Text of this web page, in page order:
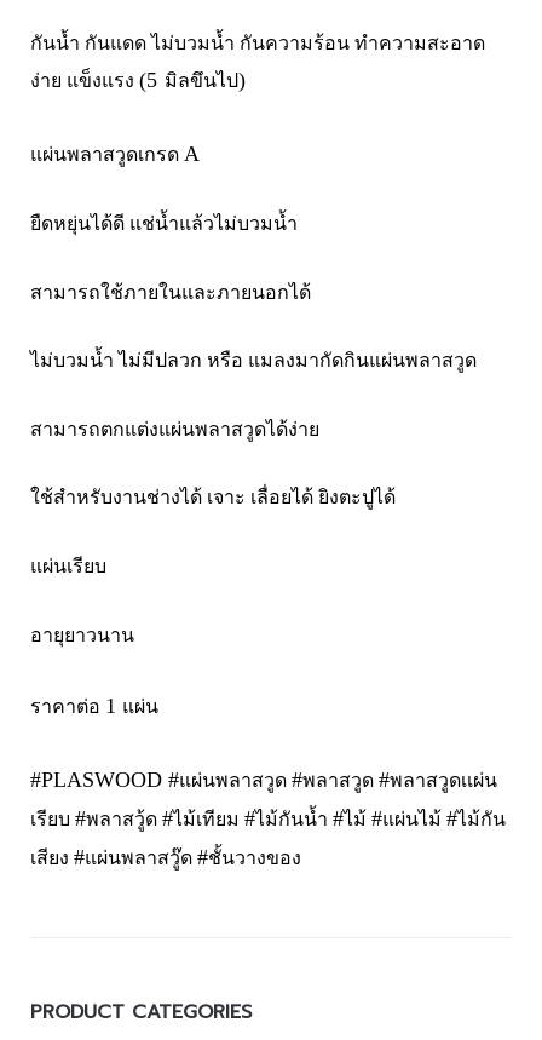
กันน้ำ กันแดด ไม่บวมน้ำ กันความร้อน ทำความสะอาด
ง่าย แข็งแรง (5 มิลขึนไป)
แผ่นพลาสวูดเกรด A
ยืดหยุ่นได้ดี แช่น้ำแล้วไม่บวมน้ำ
สามารถใช้ภายในและภายนอกได้
ไม่บวมน้ำ ไม่มีปลวก หรือ แมลงมากัดกินแผ่นพลาสวูด
สามารถตกแต่งแผ่นพลาสวูดได้ง่าย
ใช้สำหรับงานช่างได้ เจาะ เลื่อยได้ ยิงตะปูได้
แผ่นเรียบ
อายุยาวนาน
ราคาต่อ 1 แผ่น
#PLASWOOD #แผ่นพลาสวูด #พลาสวูด #พลาสวูดเเผ่น
เรียบ #พลาสวู้ด #ไม้เทียม #ไม้กันน้ำ #ไม้ #แผ่นไม้ #ไม้กัน
เสียง #แผ่นพลาสวู๊ด #ชั้นวางของ
PRODUCT CATEGORIES